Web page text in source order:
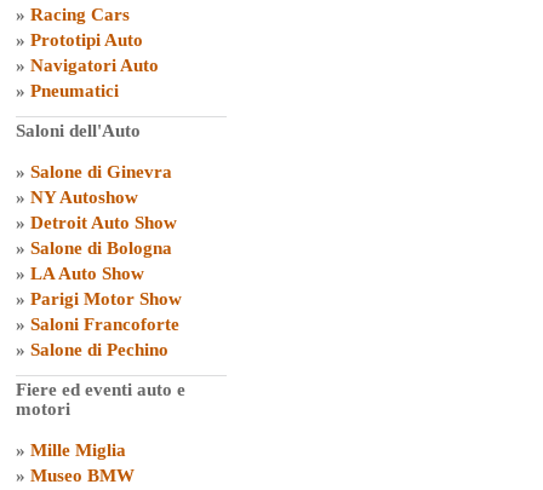
» Racing Cars
» Prototipi Auto
» Navigatori Auto
» Pneumatici
Saloni dell'Auto
» Salone di Ginevra
» NY Autoshow
» Detroit Auto Show
» Salone di Bologna
» LA Auto Show
» Parigi Motor Show
» Saloni Francoforte
» Salone di Pechino
Fiere ed eventi auto e
motori
» Mille Miglia
» Museo BMW